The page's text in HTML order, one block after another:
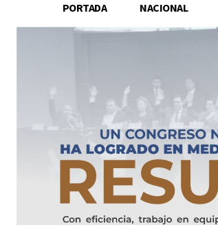
PORTADA NACIONAL